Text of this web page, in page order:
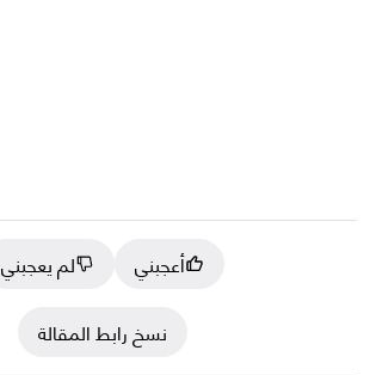
أعجبني
لم يعجبني
نسخ رابط المقالة